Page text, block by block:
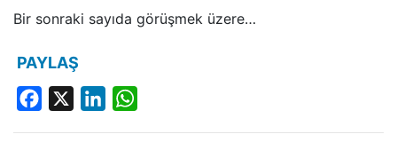
Bir sonraki sayıda görüşmek üzere…
PAYLAŞ
Facebook LinkedIn